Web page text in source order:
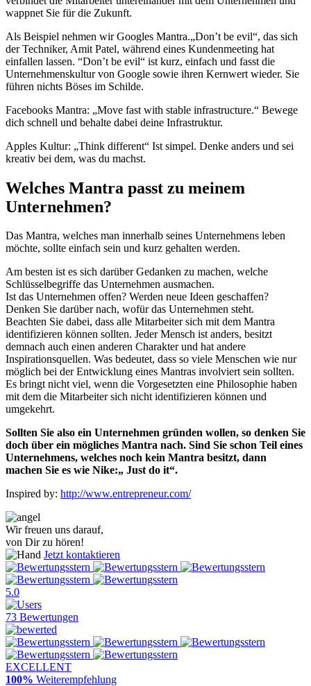
wappnet Sie für die Zukunft.
Als Beispiel nehmen wir Googles Mantra.„Don’t be evil“, das sich
der Techniker, Amit Patel, während eines Kundenmeeting hat
einfallen lassen. “Don’t be evil“ ist kurz, einfach und fasst die
Unternehmenskultur von Google sowie ihren Kernwert wieder. Sie
führen nichts Böses im Schilde.
Facebooks Mantra: „Move fast with stable infrastructure.“ Bewege
dich schnell und behalte dabei deine Infrastruktur.
Apples Kultur: „Think different“ Ist simpel. Denke anders und sei
kreativ bei dem, was du machst.
Welches Mantra passt zu meinem
Unternehmen?
Das Mantra, welches man innerhalb seines Unternehmens leben
möchte, sollte einfach sein und kurz gehalten werden.
Am besten ist es sich darüber Gedanken zu machen, welche
Schlüsselbegriffe das Unternehmen ausmachen.
Ist das Unternehmen offen? Werden neue Ideen geschaffen?
Denken Sie darüber nach, wofür das Unternehmen steht.
Beachten Sie dabei, dass alle Mitarbeiter sich mit dem Mantra
identifizieren können sollten. Jeder Mensch ist anders, besitzt
demnach auch einen anderen Charakter und hat andere
Inspirationsquellen. Was bedeutet, dass so viele Menschen wie nur
möglich bei der Entwicklung eines Mantras involviert sein sollten.
Es bringt nicht viel, wenn die Vorgesetzten eine Philosophie haben
mit dem die Mitarbeiter sich nicht identifizieren können und
umgekehrt.
Sollten Sie also ein Unternehmen gründen wollen, so denken Sie
doch über ein mögliches Mantra nach. Sind Sie schon Teil eines
Unternehmens, welches noch kein Mantra besitzt, dann
machen Sie es wie Nike:„ Just do it“.
Inspired by: http://www.entrepreneur.com/
Wir freuen uns darauf,
von Dir zu hören!
Jetzt kontaktieren
5.0
73 Bewertungen
EXCELLENT
100% Weiterempfehlung